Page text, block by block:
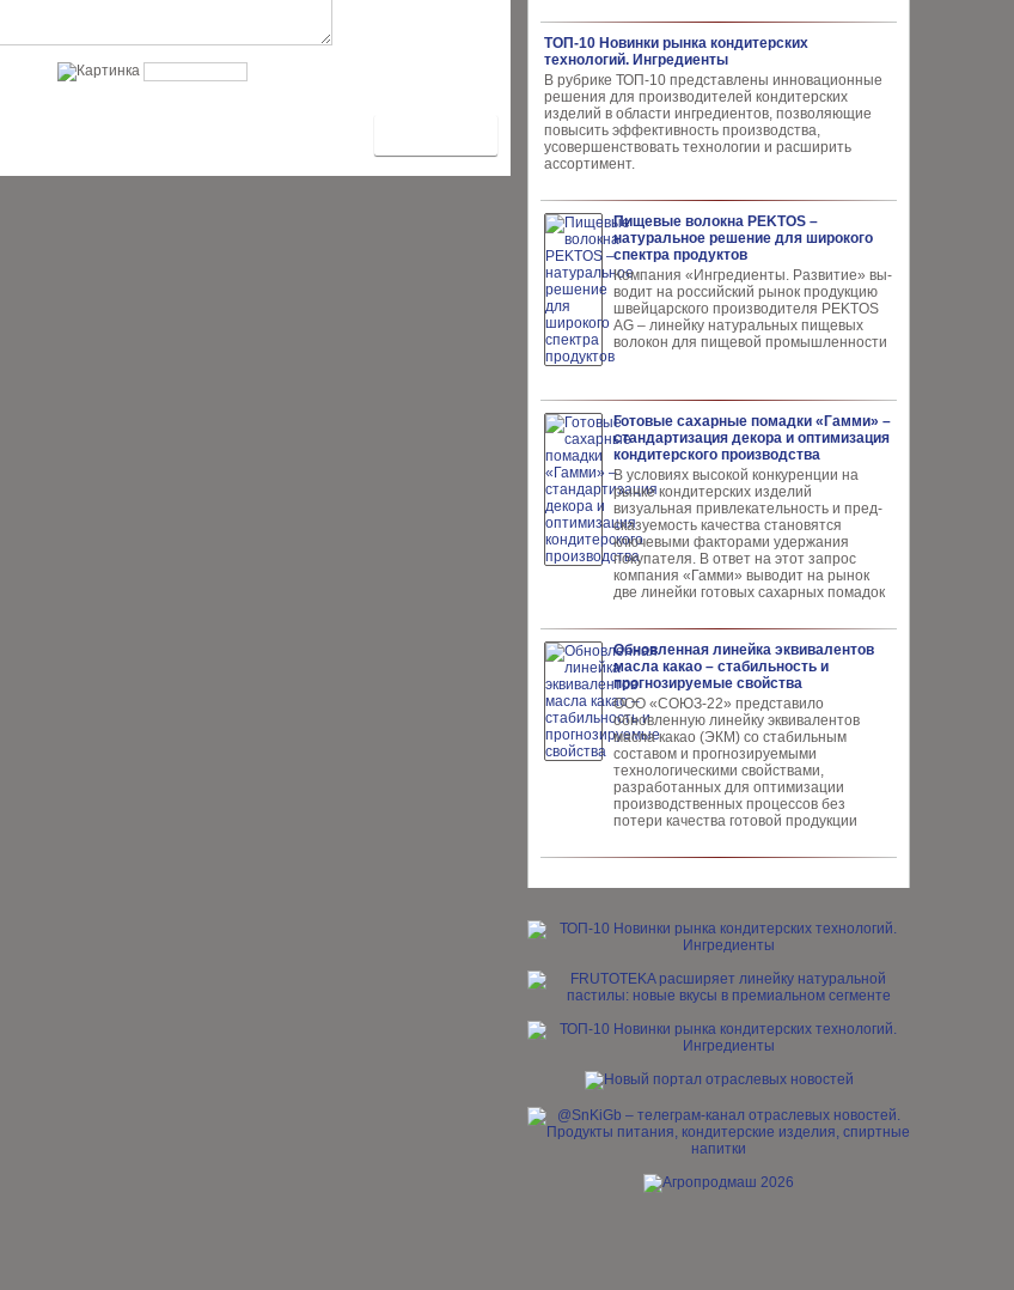
ТОП-10 Новинки рынка кондитерских
технологий. Ингредиенты
В рубрике ТОП-10 представлены инновационные
решения для производителей кондитерских
изделий в области ингредиентов, позволяющие
повысить эффективность производства,
усовершенствовать технологии и расширить
ассортимент.
Пищевые волокна PEKTOS –
натуральное решение для широкого
спектра продуктов
Компания «Ингредиенты. Развитие» вы­
водит на российский рынок продукцию
швей­царского производителя PEKTOS
AG – ли­нейку натуральных пищевых
волокон для пи­щевой промышленности
Готовые сахарные помадки «Гамми» –
стандартизация декора и оптимизация
кондитерского производства
В условиях высокой кон­куренции на
рынке конди­терских изделий
визуальная привлекательность и пред­
сказуемость качества ста­новятся
ключевыми факто­рами удержания
покупателя. В ответ на этот запрос
компания «Гамми» выводит на рынок
две линейки готовых сахарных помадок
Обновленная линейка эквивалентов
масла какао – стабильность и
прогнозируемые свойства
ООО «СОЮЗ-22» представило
обновлен­ную линейку эквивалентов
масла ка­као (ЭКМ) со стабильным
составом и прогнозируемыми
технологическими свойствами,
разработанных для опти­мизации
производственных процес­сов без
потери качества готовой про­дукции